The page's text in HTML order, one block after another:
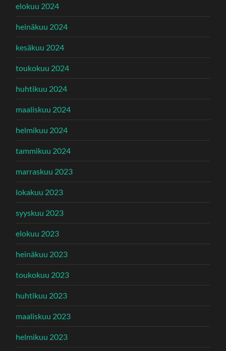
elokuu 2024
heinäkuu 2024
kesäkuu 2024
toukokuu 2024
huhtikuu 2024
maaliskuu 2024
helmikuu 2024
tammikuu 2024
marraskuu 2023
lokakuu 2023
syyskuu 2023
elokuu 2023
heinäkuu 2023
toukokuu 2023
huhtikuu 2023
maaliskuu 2023
helmikuu 2023